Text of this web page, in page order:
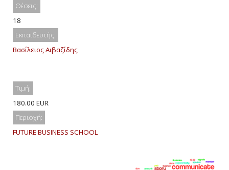
Θέσεις:
18
Εκπαιδευτής:
Βασίλειος Αιβαζίδης
Τιμή:
180.00 EUR
Περιοχή:
FUTURE BUSINESS SCHOOL